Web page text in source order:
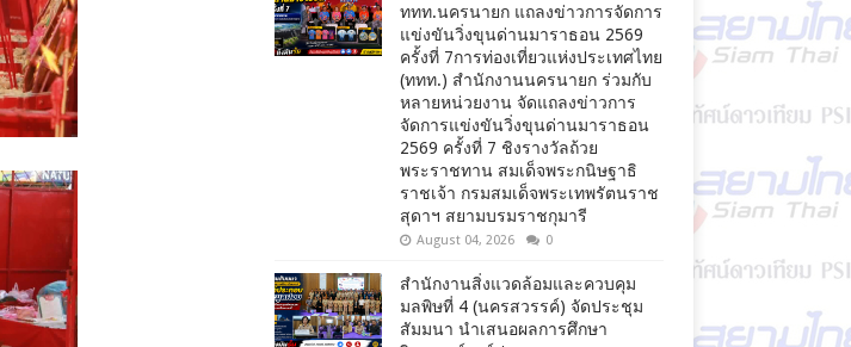
ททท.นครนายก แถลงข่าวการจัดการ
แข่งขันวิ่งขุนด่านมาราธอน 2569
ครั้งที่ 7การท่องเที่ยวแห่งประเทศไทย
(ททท.) สำนักงานนครนายก ร่วมกับ
หลายหน่วยงาน จัดแถลงข่าวการ
จัดการแข่งขันวิ่งขุนด่านมาราธอน
2569 ครั้งที่ 7 ชิงรางวัลถ้วย
พระราชทาน สมเด็จพระกนิษฐาธิ
ราชเจ้า กรมสมเด็จพระเทพรัตนราช
สุดาฯ สยามบรมราชกุมารี
August 04, 2026 0
สำนักงานสิ่งแวดล้อมและควบคุม
มลพิษที่ 4 (นครสวรรค์) จัดประชุม
สัมมนา นำเสนอผลการศึกษา